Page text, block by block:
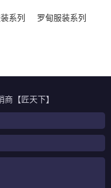
系列
罗甸服装系列
【匠天下】